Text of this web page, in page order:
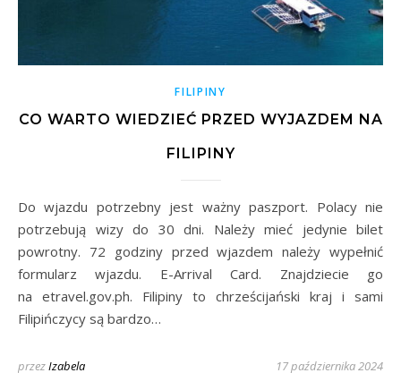
FILIPINY
CO WARTO WIEDZIEĆ PRZED WYJAZDEM NA
FILIPINY
Do wjazdu potrzebny jest ważny paszport. Polacy nie
potrzebują wizy do 30 dni. Należy mieć jedynie bilet
powrotny. 72 godziny przed wjazdem należy wypełnić
formularz wjazdu. E-Arrival Card. Znajdziecie go
na etravel.gov.ph. Filipiny to chrześcijański kraj i sami
Filipińczycy są bardzo…
przezIzabela 17 października 2024